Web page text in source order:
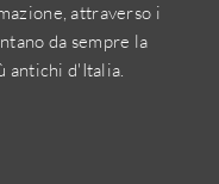
attraverso i
da sempre la
antichi d'Italia.